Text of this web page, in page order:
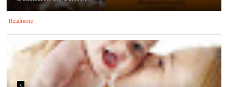
Readmore